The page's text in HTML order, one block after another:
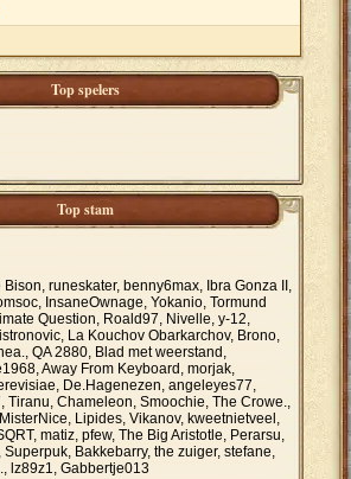
Top spelers
Top stam
Bison, runeskater, benny6max, Ibra Gonza II,
InsaneOwnage, Yokanio, Tormund
Question, Roald97, Nivelle, y-12,
La Kouchov Obarkarchov, Brono,
QA 2880, Blad met weerstand,
Away From Keyboard, morjak,
De.Hagenezen, angeleyes77,
Tiranu, Chameleon, Smoochie, The Crowe.,
Lipides, Vikanov, kweetnietveel,
matiz, pfew, The Big Aristotle, Perarsu,
Bakkebarry, the zuiger, stefane,
lz89z1, Gabbertje013